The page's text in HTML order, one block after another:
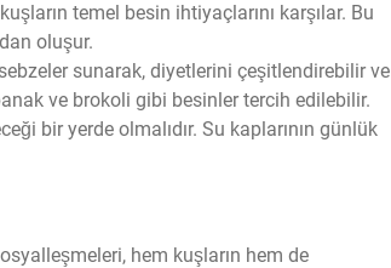
temel besin ihtiyaçlarını karşılar. Bu
oluşur.
sunarak, diyetlerini çeşitlendirebilir ve
ve brokoli gibi besinler tercih edilebilir.
bir yerde olmalıdır. Su kaplarının günlük
hem kuşların hem de